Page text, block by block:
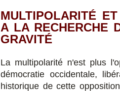
MULTIPOLARITÉ
A LA RECHERCHE
GRAVITÉ
La multipolarité n'est plus
démocratie occidentale,
historique de cette